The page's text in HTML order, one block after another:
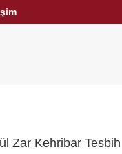
Zar Kehribar Tesbih